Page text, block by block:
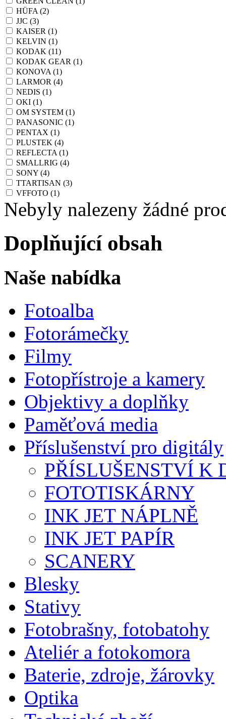
HÜFA(2)
JJC (3)
KAISER (1)
KELVIN (1)
KODAK (11)
KODAK GEAR (1)
KONOVA(1)
LARMOR (4)
NEDIS (1)
OKI (1)
OM SYSTEM (1)
PANASONIC (1)
PENTAX (1)
PLUSTEK (4)
REFLECTA(1)
SMALLRIG (4)
SONY (4)
TTARTISAN (3)
VFFOTO (1)
Nebyly nalezeny žádné
Doplňující obsah
Naše nabídka
Fotoalba
Fotorámečky
Filmy
Fotopřístroje a kamery
Objektivy a doplňky
Paměťová media
Příslušenství pro digitály
PŘÍSLUŠENSTVÍ K
FOTOTISKÁRNY
INK JET NÁPLNĚ
INK JET PAPÍR
SCANERY
Blesky
Stativy
Fotobrašny, fotobatohy
Ateliér a fotokomora
Baterie, zdroje, žárovky
Optika